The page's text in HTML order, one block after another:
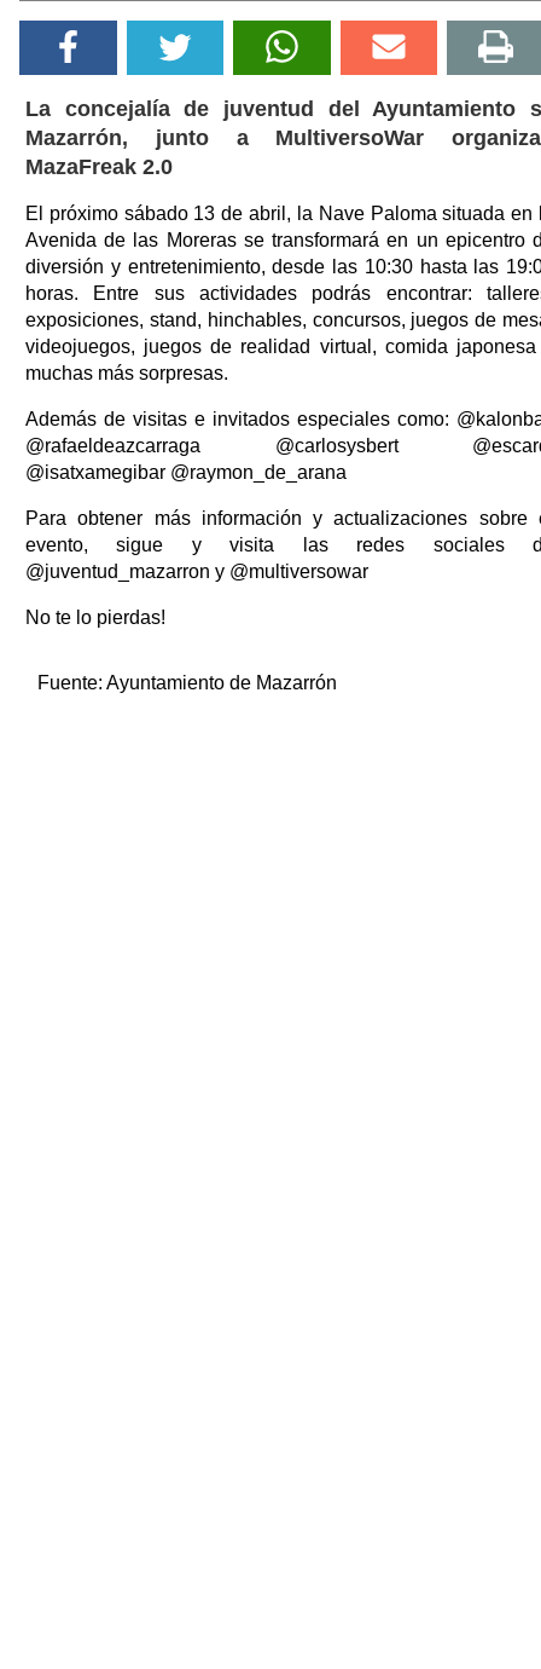
La concejalía de juventud del Ayuntamiento
Mazarrón, junto a MultiversoWar
MazaFreak 2.0
El próximo sábado 13 de abril, la Nave Paloma situada en
Avenida de las Moreras se transformará en un epicentro
diversión y entretenimiento, desde las 10:30 hasta las
horas. Entre sus actividades podrás encontrar:
exposiciones, stand, hinchables, concursos, juegos de
videojuegos, juegos de realidad virtual, comida
muchas más sorpresas.
Además de visitas e invitados especiales como:
@rafaeldeazcarraga @carlosysbert
@isatxamegibar @raymon_de_arana
Para obtener más información y actualizaciones sobre
evento, sigue y visita las redes sociales
@juventud_mazarron y @multiversowar
No te lo pierdas!
Fuente: Ayuntamiento de Mazarrón